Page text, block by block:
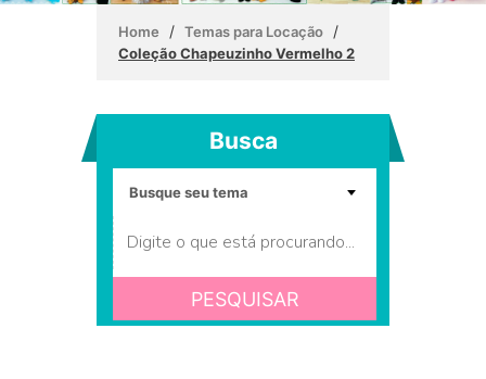
Home / Temas para Locação /
Coleção Chapeuzinho Vermelho 2
Busca
PESQUISAR